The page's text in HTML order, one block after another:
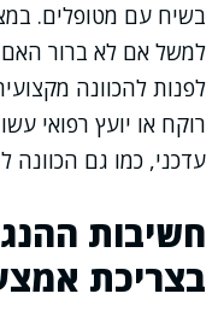
בשיח עם מטופלים.
למשל אם לא ברור האם
לפנות להכוונה
רוקח או יועץ רפואי
עדכני, כמו גם הכוונה
חשיבות
בצריכת